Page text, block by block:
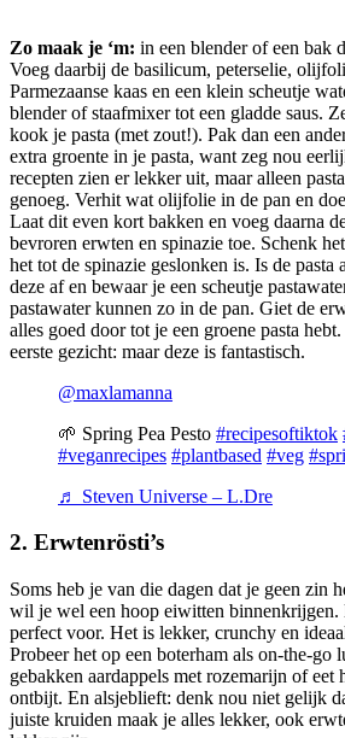
Zo maak je ‘m: in een blender of een bak
Voeg daarbij de basilicum, peterselie,
Parmezaanse kaas en een klein scheutje
blender of staafmixer tot een gladde saus.
kook je pasta (met zout!). Pak dan een
extra groente in je pasta, want zeg nou
recepten zien er lekker uit, maar alleen
genoeg. Verhit wat olijfolie in de pan en
Laat dit even kort bakken en voeg daarna
bevroren erwten en spinazie toe. Schenk
het tot de spinazie geslonken is. Is de pasta
deze af en bewaar je een scheutje
pastawater kunnen zo in de pan. Giet de
alles goed door tot je een groene pasta
eerste gezicht: maar deze is fantastisch.
@maxlamanna
🌱 Spring Pea Pesto #recipesoftiktok
#veganrecipes #plantbased #veg
♬ Steven Universe – L.Dre
2. Erwtenrösti’s
Soms heb je van die dagen dat je geen zin
wil je wel een hoop eiwitten binnenkrijgen.
perfect voor. Het is lekker, crunchy en
Probeer het op een boterham als on-the-go
gebakken aardappels met rozemarijn of
ontbijt. En alsjeblieft: denk nou niet gelijk
juiste kruiden maak je alles lekker, ook